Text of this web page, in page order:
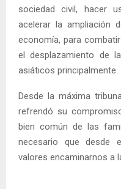
sociedad civil, hacer
acelerar la ampliación
economía, para
el desplazamiento de
asiáticos principalmente.
Desde la máxima
refrendó su
bien común de las
necesario que desde
valores encaminarnos a